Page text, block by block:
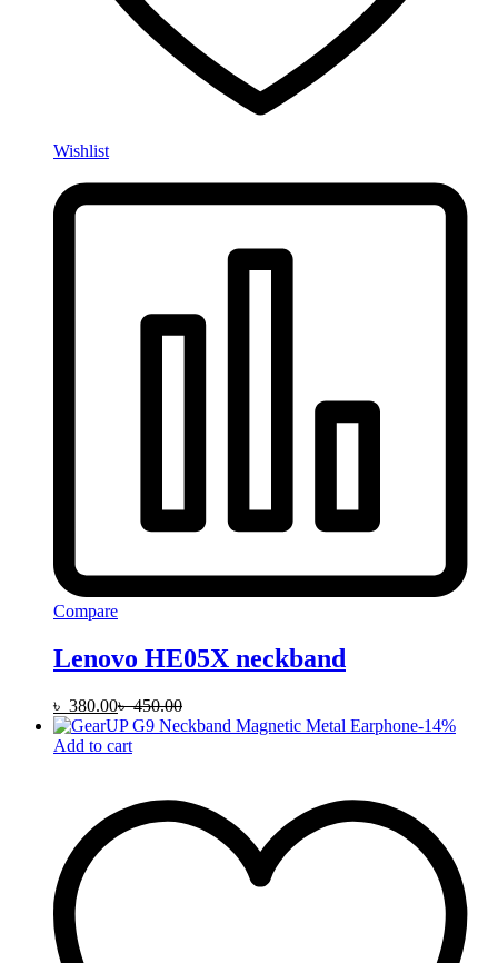
Wishlist
Compare
Lenovo HE05X neckband
৳ 380.00৳450.00
-14%
Add to cart